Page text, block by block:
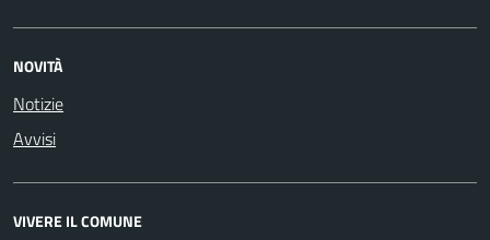
NOVITÀ
Notizie
Avvisi
VIVERE IL COMUNE